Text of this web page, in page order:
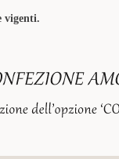
vigenti.